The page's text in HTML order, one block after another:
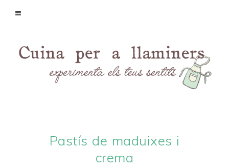
Pastís de maduixes i
crema